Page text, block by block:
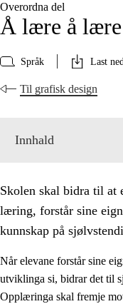
Overordna del
Å lære å lære
Språk Last ned
Til grafisk design
Innhald
Skolen skal bidra til at
læring, forstår sine
kunnskap på
Når elevane forstår sine
utviklinga si, bidrar det til
Opplæringa skal fremje